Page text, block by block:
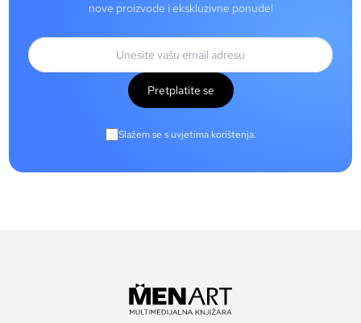
nove proizvode i ekskluzivne ponude!
Pretplatite se
Slažem se s uvjetima korištenja.